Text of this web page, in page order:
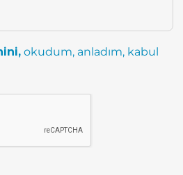
okudum, anladım, kabul